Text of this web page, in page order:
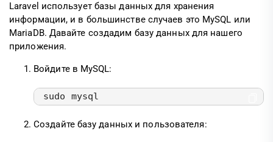
Laravel использует базы данных для хранения
информации, и в большинстве случаев это MySQL или
MariaDB. Давайте создадим базу данных для нашего
приложения.
Войдите в MySQL:
sudo mysql
Создайте базу данных и пользователя: